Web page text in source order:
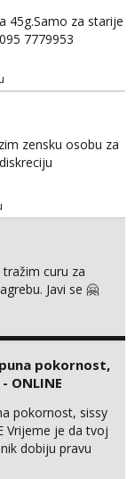
45g.Samo za starije
7779953
zensku osobu za
curu za
Javi se 🤗
pokornost,
ONLINE
pokornost, sissy
Vrijeme je da tvoj
dobiju pravu